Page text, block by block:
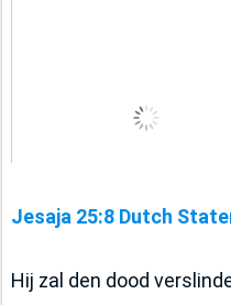
Jesaja 25:8 Dutch
Hij zal den dood